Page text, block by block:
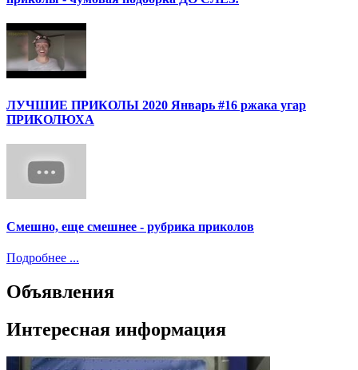
ЛУЧШИЕ ПРИКОЛЫ 2020 Январь #16 ржака угар
ПРИКОЛЮХА
Смешно, еще смешнее - рубрика приколов
Подробнее ...
Объявления
Интересная информация